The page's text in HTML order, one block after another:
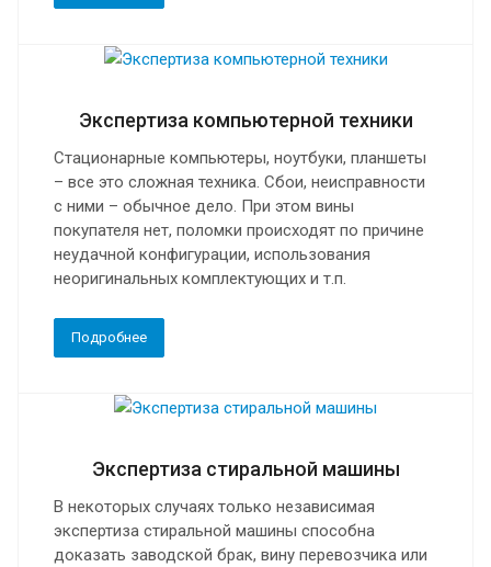
Экспертиза компьютерной техники
Стационарные компьютеры, ноутбуки, планшеты
– все это сложная техника. Сбои, неисправности
с ними – обычное дело. При этом вины
покупателя нет, поломки происходят по причине
неудачной конфигурации, использования
неоригинальных комплектующих и т.п.
Подробнее
Экспертиза стиральной машины
В некоторых случаях только независимая
экспертиза стиральной машины способна
доказать заводской брак, вину перевозчика или